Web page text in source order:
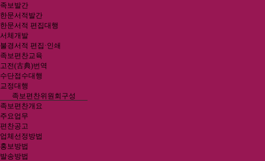
족보발간
한문서적발간
한문서적 편집대행
서체개발
불경서적 편집·인쇄
족보편찬교육
고전(古典)번역
수단접수대행
교정대행
족보편찬위원회구성
족보편찬개요
주요업무
편찬공고
업체선정방법
홍보방법
발송방법